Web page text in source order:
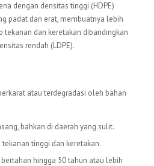
dengan densitas tinggi (HDPE)
padat dan erat, membuatnya lebih
tekanan dan keretakan dibandingkan
rendah (LDPE).
atau terdegradasi oleh bahan
bahkan di daerah yang sulit.
tinggi dan keretakan.
hingga 50 tahun atau lebih